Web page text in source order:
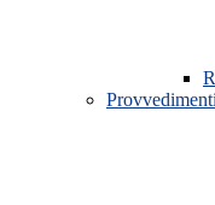
Provvedimenti